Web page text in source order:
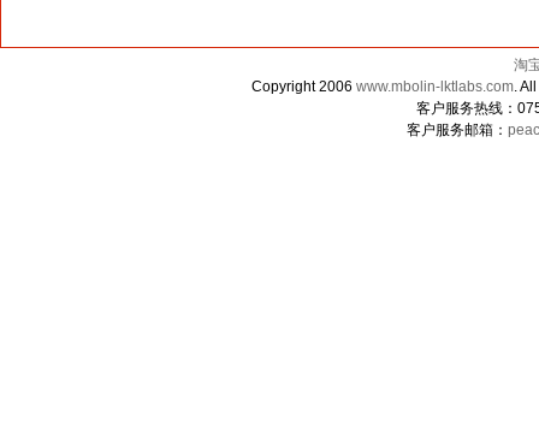
淘
Copyright 2006 www.mbolin-lktlabs.com.
客户服务热线：
客户服务邮箱：